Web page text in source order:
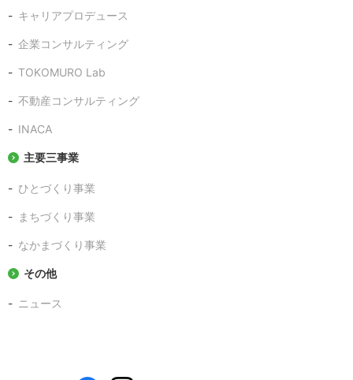
キャリアプロデュース
企業コンサルティング
TOKOMURO Lab
不動産コンサルティング
INACA
主要三事業
ひとづくり事業
まちづくり事業
なかまづくり事業
その他
ニュース